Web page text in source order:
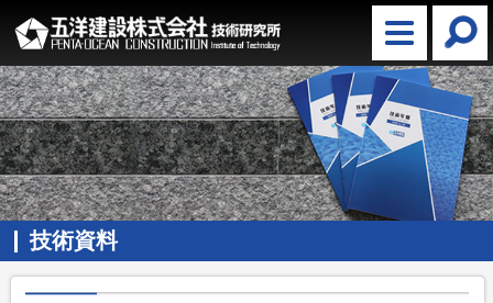
技術資料